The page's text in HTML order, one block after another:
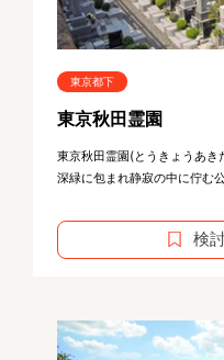
東京都下
東京秋田霊園
東京秋田霊園(とうきょうあき
深緑に包まれ静寂の中に佇む
検